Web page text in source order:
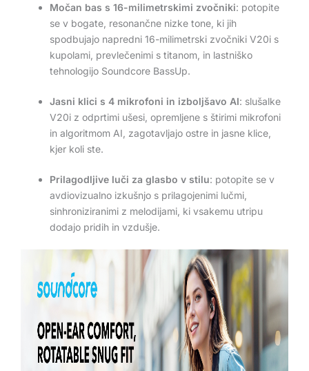
Močan bas s 16-milimetrskimi zvočniki: potopite
se v bogate, resonančne nizke tone, ki jih
spodbujajo napredni 16-milimetrski zvočniki V20i s
kupolami, prevlečenimi s titanom, in lastniško
tehnologijo Soundcore BassUp.
Jasni klici s 4 mikrofoni in izboljšavo AI: slušalke
V20i z odprtimi ušesi, opremljene s štirimi mikrofoni
in algoritmom AI, zagotavljajo ostre in jasne klice,
kjer koli ste.
Prilagodljive luči za glasbo v stilu: potopite se v
avdiovizualno izkušnjo s prilagojenimi lučmi,
sinhroniziranimi z melodijami, ki vsakemu utripu
dodajo pridih in vzdušje.